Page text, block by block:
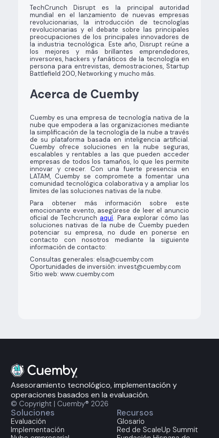
TechCrunch Disrupt es la principal autoridad
mundial en el lanzamiento de nuevas empresas
revolucionarias, la introducción de tecnologías
revolucionarias y el debate sobre las principales
preocupaciones de los principales innovadores de
la industria tecnológica. Este año, Disrupt reúne a
los mejores y más brillantes emprendedores,
inversores, hackers y fanáticos de la tecnología en
persona para entrevistas, demostraciones, Startup
Battlefield 200, Networking y mucho más.
Acerca de Cuemby
Cuemby es una empresa de tecnología nativa de la
nube que empodera a las organizaciones mediante
la simplificación de la tecnología de la nube a través
de su plataforma basada en inteligencia artificial.
Cuemby ofrece soluciones en la nube seguras,
escalables y rentables a las que pueden acceder
empresas de todos los tamaños, lo que les permite
innovar y crecer. Con una fuerte presencia en
LATAM, Cuemby se compromete a fomentar una
comunidad tecnológica colaborativa y a ampliar los
límites de las soluciones nativas de la nube.
Para obtener más información sobre este
emocionante evento, asegúrese de leer el anuncio
oficial de Techcrunch aquí. Para explorar cómo las
soluciones nativas de la nube de Cuemby pueden
potenciar su empresa, no dude en ponerse en
contacto con nosotros mediante la siguiente
información de contacto:
Consultas generales: elsa@cuemby.com
Oportunidades de inversión: invest@cuemby.com
Sitio web: www.cuemby.com
Asesoramiento tecnológico, implementación y
operaciones basados en la evaluación.
© Copyright | Cuemby® 2026
Soluciones
Evaluación
Implementación
Recursos
Glosario
Red de ScaleUp Summit